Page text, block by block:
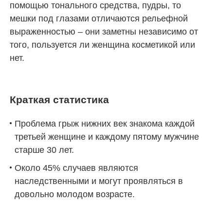
помощью тонального средства, пудры, то
мешки под глазами отличаются рельефной
выраженностью – они заметны независимо от
того, пользуется ли женщина косметикой или
нет.
Краткая статистика
Проблема грыж нижних век знакома каждой
третьей женщине и каждому пятому мужчине
старше 30 лет.
Около 45% случаев являются
наследственными и могут проявляться в
довольно молодом возрасте.